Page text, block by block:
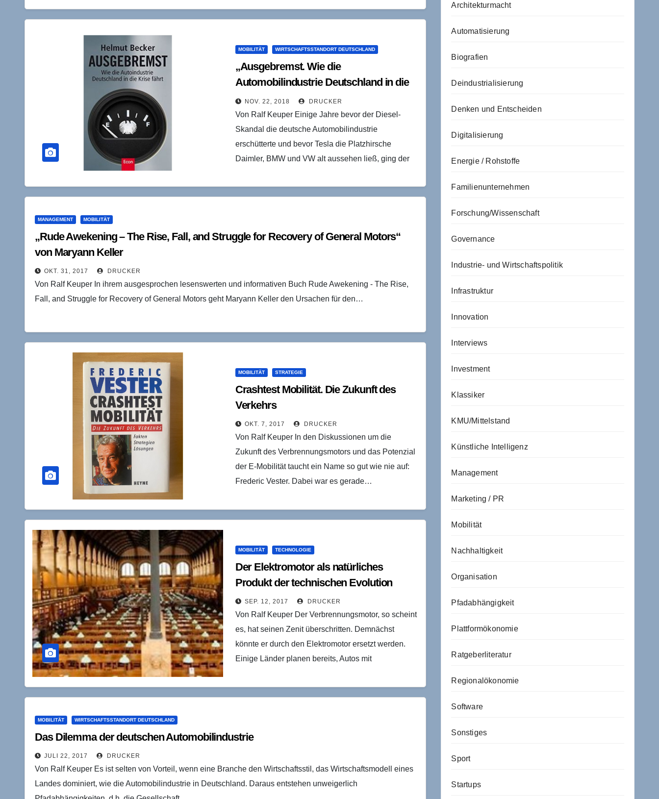
MOBILITÄT WIRTSCHAFTSSTANDORT DEUTSCHLAND
„Ausgebremst. Wie die
Automobilindustrie Deutschland in die
Krise fährt“ von Helmut Becker
NOV. 22, 2018 DRUCKER
Von Ralf Keuper Einige Jahre bevor der Diesel-
Skandal die deutsche Automobilindustrie
erschütterte und bevor Tesla die Platzhirsche
Daimler, BMW und VW alt aussehen ließ, ging der
MANAGEMENT MOBILITÄT
„Rude Awekening – The Rise, Fall, and Struggle for Recovery of General Motors“
von Maryann Keller
OKT. 31, 2017 DRUCKER
Von Ralf Keuper In ihrem ausgesprochen lesenswerten und informativen Buch Rude Awekening - The Rise,
Fall, and Struggle for Recovery of General Motors geht Maryann Keller den Ursachen für den…
MOBILITÄT STRATEGIE
Crashtest Mobilität. Die Zukunft des
Verkehrs
OKT. 7, 2017 DRUCKER
Von Ralf Keuper In den Diskussionen um die
Zukunft des Verbrennungsmotors und das Potenzial
der E-Mobilität taucht ein Name so gut wie nie auf:
Frederic Vester. Dabei war es gerade…
MOBILITÄT TECHNOLOGIE
Der Elektromotor als natürliches
Produkt der technischen Evolution
SEP. 12, 2017 DRUCKER
Von Ralf Keuper Der Verbrennungsmotor, so scheint
es, hat seinen Zenit überschritten. Demnächst
könnte er durch den Elektromotor ersetzt werden.
Einige Länder planen bereits, Autos mit
MOBILITÄT WIRTSCHAFTSSTANDORT DEUTSCHLAND
Das Dilemma der deutschen Automobilindustrie
JULI 22, 2017 DRUCKER
Von Ralf Keuper Es ist selten von Vorteil, wenn eine Branche den Wirtschaftsstil, das Wirtschaftsmodell eines
Landes dominiert, wie die Automobilindustrie in Deutschland. Daraus entstehen unweigerlich
Architekturmacht
Automatisierung
Biografien
Deindustrialisierung
Denken und Entscheiden
Digitalisierung
Energie / Rohstoffe
Familienunternehmen
Forschung/Wissenschaft
Governance
Industrie- und Wirtschaftspolitik
Infrastruktur
Innovation
Interviews
Investment
Klassiker
KMU/Mittelstand
Künstliche Intelligenz
Management
Marketing / PR
Mobilität
Nachhaltigkeit
Organisation
Pfadabhängigkeit
Plattformökonomie
Ratgeberliteratur
Regionalökonomie
Software
Sonstiges
Sport
Startups